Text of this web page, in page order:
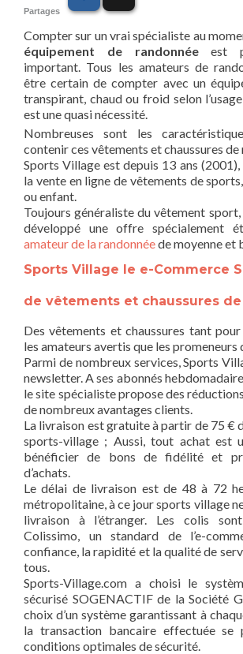
Partages
Compter sur un vrai spécialiste au
équipement de randonnéeest
important. Tous les amateurs de
être certain de compter avec un
transpirant, chaud ou froid selon
est une quasi nécessité.
Nombreuses sont les
contenir ces vêtements et chaussures de
Sports Village est depuis 13 ans
la vente en ligne de vêtements de
ou enfant.
Toujours généraliste du vêtement
développé une offre spécialement
amateur de la randonnéede moyenne et
Sports Village le e-Commerce
de vêtements et chaussures
Des vêtements et chaussures tant
les amateurs avertis que les promeneurs
Parmi de nombreux services, Sports
newsletter. A ses abonnés
le site spécialiste propose des
de nombreux avantages clients.
La livraison est gratuite à partir de 75 €
sports-village ; Aussi, tout achat est
bénéficier de bons de fidélité et
d’achats.
Le délai de livraison est de 48 à 72
métropolitaine, à ce jour sports village
livraison à l’étranger. Les colis
Colissimo, un standard de l’e-
confiance, la rapidité et la qualité de
tous.
Sports-Village.com a choisi le
sécurisé SOGENACTIF de la Société
choix d’un système garantissant à
la transaction bancaire effectuée se
conditions optimales de sécurité.